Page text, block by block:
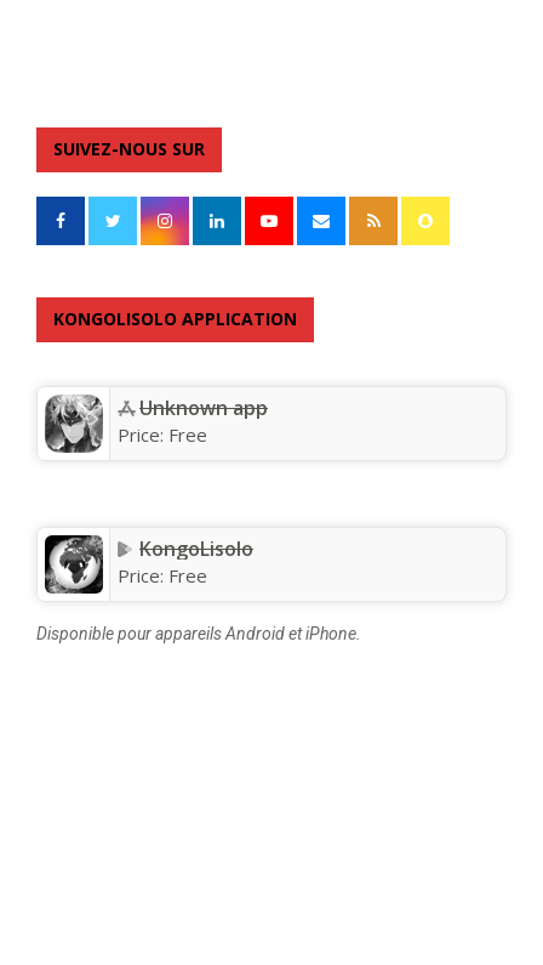
SUIVEZ-NOUS SUR
KONGOLISOLO APPLICATION
Unknown app
Price: Free
KongoLisolo
Price: Free
Disponible pour appareils Android et iPhone.